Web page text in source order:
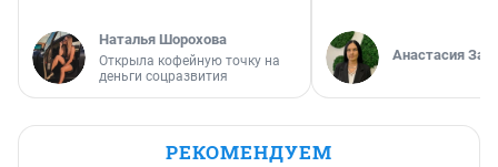
Наталья Шорохова
Открыла кофейную точку на
деньги соцразвития
Анастасия
РЕКОМЕНДУЕМ